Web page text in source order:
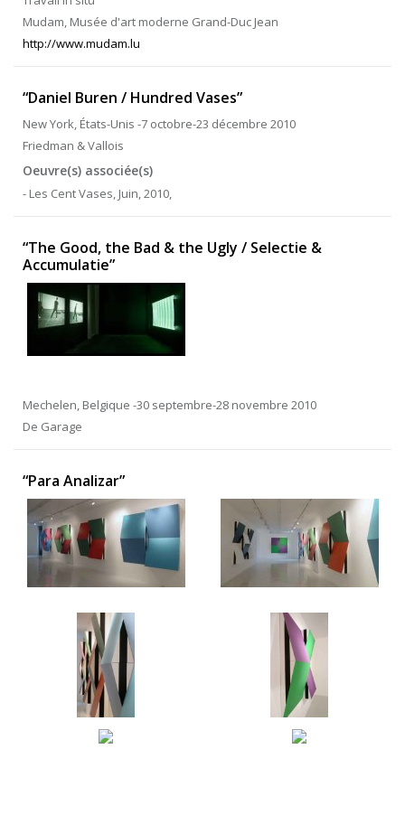
Mudam, Musée d'art moderne Grand-Duc Jean
http://www.mudam.lu
“Daniel Buren / Hundred Vases”
New York, États-Unis -7 octobre-23 décembre 2010
Friedman & Vallois
Oeuvre(s) associée(s)
- Les Cent Vases, Juin, 2010,
“The Good, the Bad & the Ugly / Selectie &
Accumulatie”
Mechelen, Belgique -30 septembre-28 novembre 2010
De Garage
“Para Analizar”